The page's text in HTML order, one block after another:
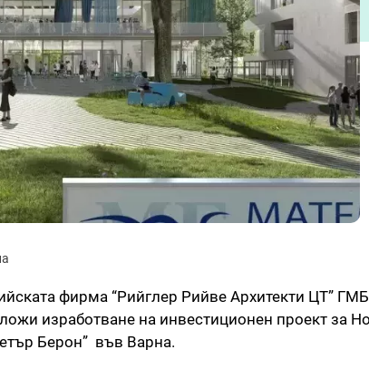
фирма “Рийглер Рийве Архитекти ЦТ”
изработване на инвестиционен проект за
Берон” във Варна.